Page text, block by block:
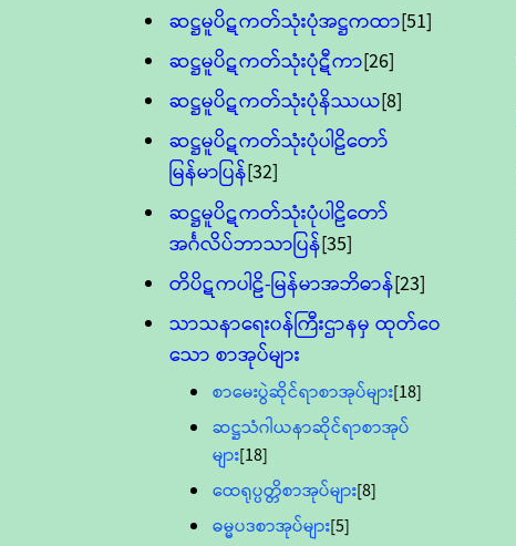
ဆဋ္ဌမူပိဋကတ်သုံးပုံအဋ္ဌကထာ[51]
ဆဋ္ဌမူပိဋကတ်သုံးပုံဋီကာ[26]
ဆဋ္ဌမူပိဋကတ်သုံးပုံနိဿယ[8]
ဆဋ္ဌမူပိဋကတ်သုံးပုံပါဠိတော်
မြန်မာပြန်[32]
ဆဋ္ဌမူပိဋကတ်သုံးပုံပါဠိတော်
အင်္ဂလိပ်ဘာသာပြန်[35]
တိပိဋကပါဠိ-မြန်မာအဘိဓာန်[23]
သာသနာရေး၀န်ကြီးဌာနမှ ထုတ်ဝေ
သော စာအုပ်များ
စာမေးပွဲဆိုင်ရာစာအုပ်များ[18]
ဆဋ္ဌသံဂါယနာဆိုင်ရာစာအုပ်
များ[18]
ထေရုပ္ပတ္တိစာအုပ်များ[8]
ဓမ္မပဒစာအုပ်များ[5]